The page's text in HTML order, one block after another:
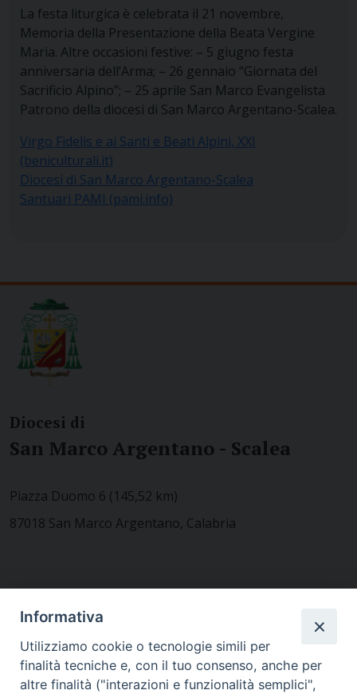
La festa liturgica è celebrata il 21 novembre,
Memoria della Presentazione della Beata Vergine
Maria. Altre occasioni festive: – 5 giugno festa
anniversaria dell’Arma; – 26 gennaio “Giornata del
Sacrificio Alpino”; – 25 aprile San Marco Evangelista
Patrono della diocesi di San Marco Argentano-Scalea.
Virgo Fidelis e ai Santi e Beati Alpini, XXI
(beniculturali.it)
Diocesi di San Marco Argentano-Scalea
Santuari PAMI (pami.info)
Diocesi di
San Marco Argentano - Scalea
Piazza Duomo 6 (145,52 km)
87018 San Marco Argentano, Calabria
MODULISTICA
Informativa
Utilizziamo cookie o tecnologie simili per
finalità tecniche e, con il tuo consenso, anche per
altre finalità ("interazioni e funzionalità semplici",